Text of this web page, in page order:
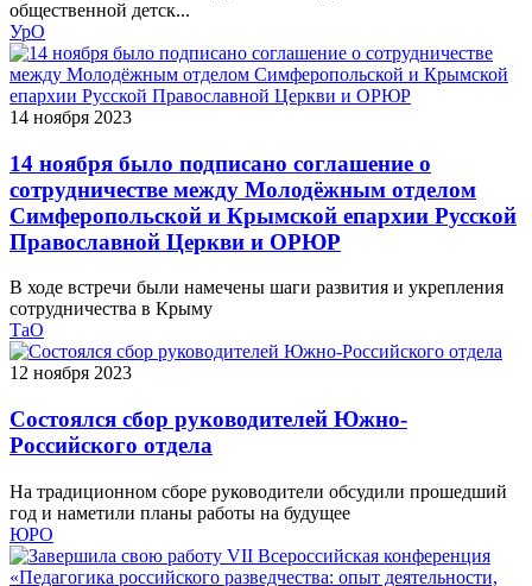
общественной детск...
УрО
14 ноября 2023
14 ноября было подписано соглашение о
сотрудничестве между Молодёжным отделом
Симферопольской и Крымской епархии Русской
Православной Церкви и ОРЮР
В ходе встречи были намечены шаги развития и укрепления
сотрудничества в Крыму
ТаО
12 ноября 2023
Состоялся сбор руководителей Южно-
Российского отдела
На традиционном сборе руководители обсудили прошедший
год и наметили планы работы на будущее
ЮРО